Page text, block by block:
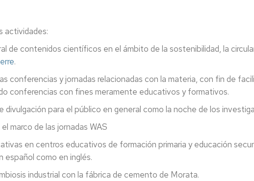
actividades:
científicos en el ámbito de la sostenibilidad, la
.
y jornadas relacionadas con la materia, con fin de
conferencias con fines meramente educativos y formativos.
para el público en general como la noche de los
el marco de las jornadas WAS
en centros educativos de formación primaria y educación
español como en inglés.
industrial con la fábrica de cemento de Morata.